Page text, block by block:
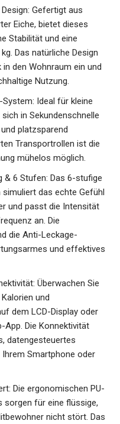
Gefertigt aus
Eiche, bietet dieses
Stabilität und eine
Das natürliche Design
den Wohnraum ein und
Nutzung.
Ideal für kleine
in Sekundenschnelle
platzsparend
Transportrollen ist die
mühelos möglich.
& 6 Stufen: Das 6-stufige
das echte Gefühl
und passt die Intensität
an. Die
die Anti-Leckage-
und effektives
Überwachen Sie
und
dem LCD-Display oder
App. Die Konnektivität
datengesteuertes
Smartphone oder
Die ergonomischen PU-
sorgen für eine flüssige,
nicht stört. Das